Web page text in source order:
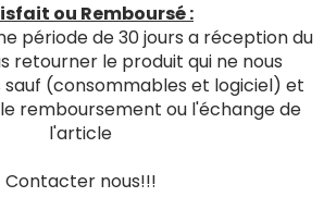
ou Remboursé :
période de 30 jours a réception du
retourner le produit qui ne nous
(consommables et logiciel) et
remboursement ou l'échange de
l'article
Contacter nous!!!